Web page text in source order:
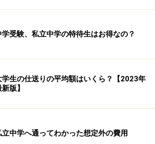
のものです。最新の内容をご確認くださ
的な情報提供を目的としており、特定の金融
奨するものではありません。
する最終的なご判断はご自身の責任において
完全性については十分に配慮しております
するものではなく、これに基づく損失・損害
一切の責任を負いません。
ついては、必ず各金融機関やサービス提供者
らせ】
、 アンケート（2026/8/31まで）を実施
学受験、私立中学の特待生はお得なの？
学生の仕送りの平均額はいくら？【2023年
版】
立中学へ通ってわかった想定外の費用